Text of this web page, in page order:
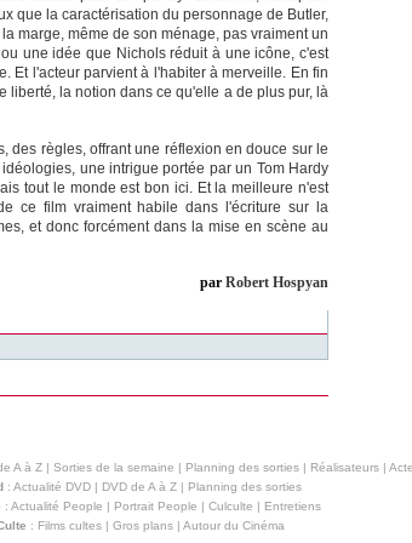
que la caractérisation du personnage de Butler,
marge, même de son ménage, pas vraiment un
une idée que Nichols réduit à une icône, c'est
Et l'acteur parvient à l'habiter à merveille. En fin
liberté, la notion dans ce qu'elle a de plus pur, là
des règles, offrant une réflexion en douce sur le
une intrigue portée par un Tom Hardy
tout le monde est bon ici. Et la meilleure n'est
ce film vraiment habile dans l'écriture sur la
et donc forcément dans la mise en scène au
par Robert Hospyan
A à Z| Sorties de la semaine | Planning des sorties| Réalisateurs|
: Actualité DVD| DVD de A à Z| Planning des sorties
: Actualité People | Portrait People | Culculte | Entretiens
: Films cultes | Gros plans | Autour du Cinéma